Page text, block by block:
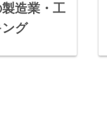
製造業・工
グ